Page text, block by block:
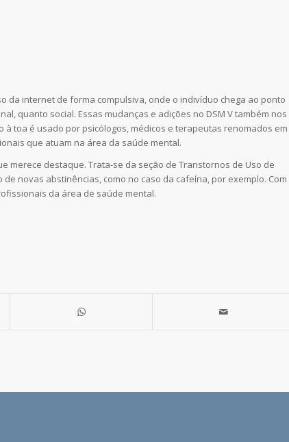
da internet de forma compulsiva, onde o indivíduo chega ao ponto
quanto social. Essas mudanças e adições no DSM V também nos
toa é usado por psicólogos, médicos e terapeutas renomados em
que atuam na área da saúde mental.
merece destaque. Trata-se da seção de Transtornos de Uso de
novas abstinências, como no caso da cafeína, por exemplo. Com
da área de saúde mental.